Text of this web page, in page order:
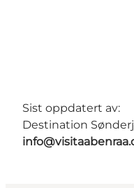
Sist oppdatert av:
Destination